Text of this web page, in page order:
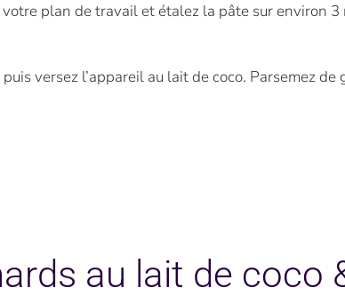
plan de travail et étalez la pâte sur environ 3
versez l’appareil au lait de coco. Parsemez
au lait de